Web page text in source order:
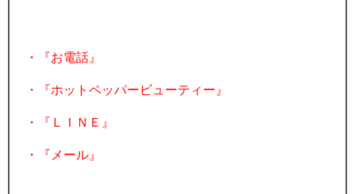
・『お電話』
・『ホットペッパービューティー』
・『ＬＩＮＥ』
・『メール』